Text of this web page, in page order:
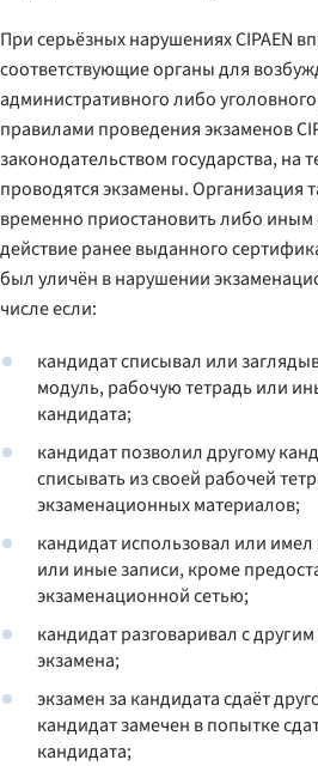
При серьёзных нарушениях CIPAEN
соответствующие органы для
административного либо
правилами проведения экзаменов
законодательством государства, на
проводятся экзамены. Организация
временно приостановить либо
действие ранее выданного
был уличён в нарушении
числе если:
кандидат списывал или
модуль, рабочую тетрадь или
кандидата;
кандидат позволил другому
списывать из своей рабочей
экзаменационных материалов;
кандидат использовал или
или иные записи, кроме
экзаменационной сетью;
кандидат разговаривал с
экзамена;
экзамен за кандидата сдаёт
кандидат замечен в попытке
кандидата;